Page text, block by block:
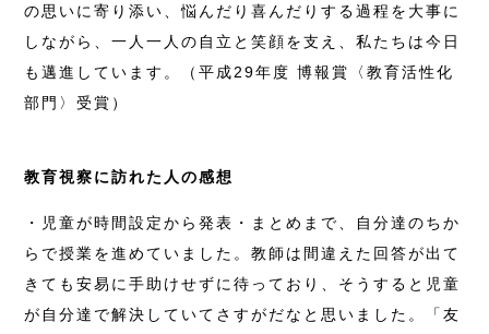
の思いに寄り添い、悩んだり喜んだりする過程を大事に
しながら、一人一人の自立と笑顔を支え、私たちは今日
も邁進しています。（平成29年度 博報賞〈教育活性化
部門〉受賞）
教育視察に訪れた人の感想
・児童が時間設定から発表・まとめまで、自分達のちか
らで授業を進めていました。教師は間違えた回答が出て
きても安易に手助けせずに待っており、そうすると児童
が自分達で解決していてさすがだなと思いました。「友